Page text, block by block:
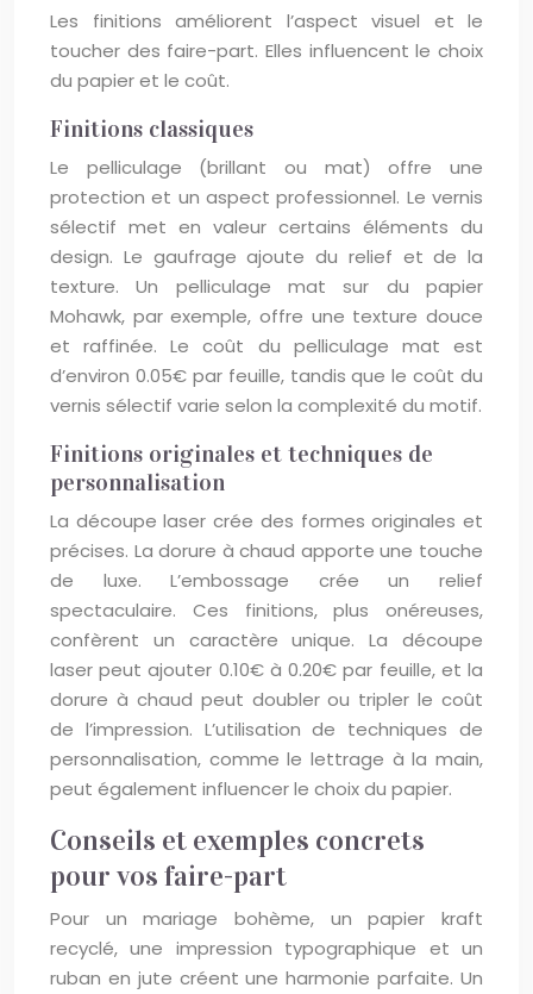
Les finitions améliorent l’aspect visuel et le
toucher des faire-part. Elles influencent le choix
du papier et le coût.
Finitions classiques
Le pelliculage (brillant ou mat) offre une
protection et un aspect professionnel. Le vernis
sélectif met en valeur certains éléments du
design. Le gaufrage ajoute du relief et de la
texture. Un pelliculage mat sur du papier
Mohawk, par exemple, offre une texture douce
et raffinée. Le coût du pelliculage mat est
d’environ 0.05€ par feuille, tandis que le coût du
vernis sélectif varie selon la complexité du motif.
Finitions originales et techniques de
personnalisation
La découpe laser crée des formes originales et
précises. La dorure à chaud apporte une touche
de luxe. L’embossage crée un relief
spectaculaire. Ces finitions, plus onéreuses,
confèrent un caractère unique. La découpe
laser peut ajouter 0.10€ à 0.20€ par feuille, et la
dorure à chaud peut doubler ou tripler le coût
de l’impression. L’utilisation de techniques de
personnalisation, comme le lettrage à la main,
peut également influencer le choix du papier.
Conseils et exemples concrets
pour vos faire-part
Pour un mariage bohème, un papier kraft
recyclé, une impression typographique et un
ruban en jute créent une harmonie parfaite. Un